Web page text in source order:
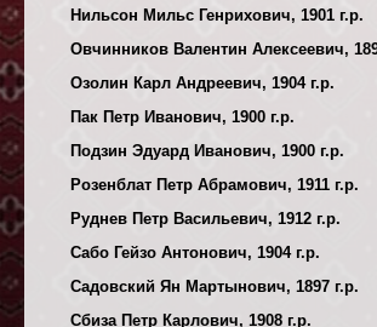
Нильсон Мильс Генрихович, 1901 г.р.
Овчинников Валентин Алексеевич,
Озолин Карл Андреевич, 1904 г.р.
Пак Петр Иванович, 1900 г.р.
Подзин Эдуард Иванович, 1900 г.р.
Розенблат Петр Абрамович, 1911 г.р.
Руднев Петр Васильевич, 1912 г.р.
Сабо Гейзо Антонович, 1904 г.р.
Садовский Ян Мартынович, 1897 г.р.
Сбиза Петр Карлович, 1908 г.р.